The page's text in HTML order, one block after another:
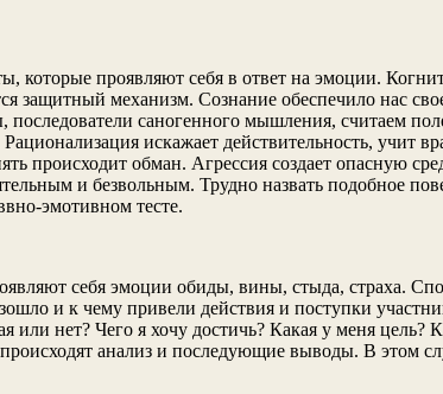
проявляют себя в ответ на эмоции.
защитный механизм. Сознание обеспечило нас
саногенного мышления, считаем
искажает действительность, учит
происходит обман. Агрессия создает опасную
и безвольным. Трудно назвать подобное
эмотивном тесте.
себя эмоции обиды, вины, стыда, страха.
и к чему привели действия и поступки
или нет? Чего я хочу достичь? Какая у меня
анализ и последующие выводы. В этом